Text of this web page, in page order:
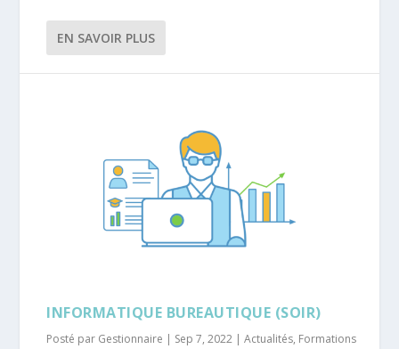
EN SAVOIR PLUS
INFORMATIQUE BUREAUTIQUE (SOIR)
Posté par Gestionnaire | Sep 7, 2022 |Actualités, Formations